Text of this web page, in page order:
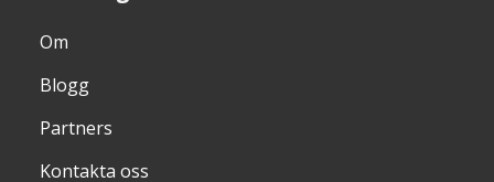
Om
Blogg
Partners
Kontakta oss